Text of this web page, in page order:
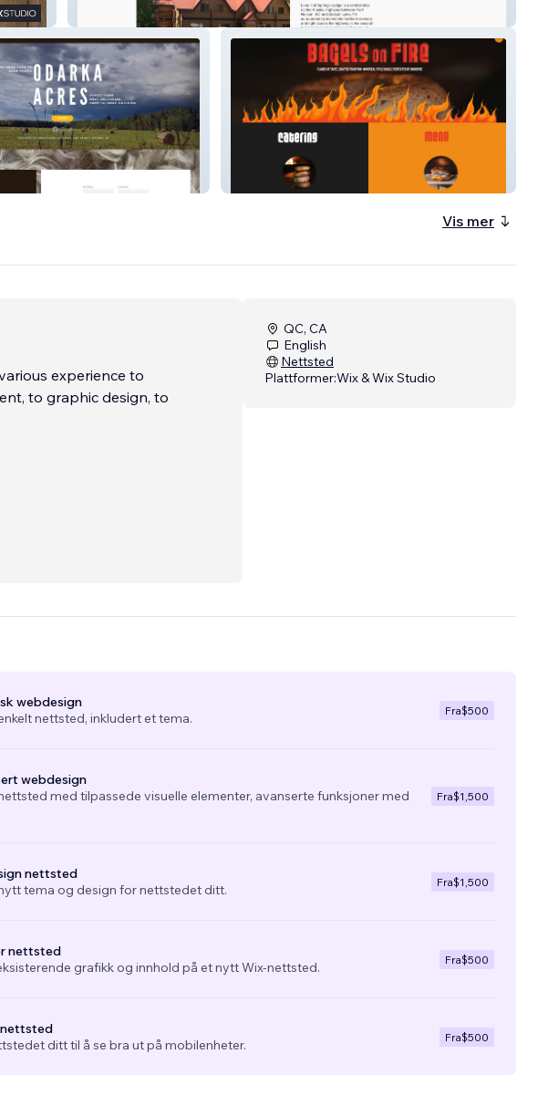
Liard Lodge &RV Park
Bagels On Fire
Vis mer
experience to
to graphic design, to
QC, CA
English
Nettsted
Plattformer:Wix & Wix Studio
webdesign
nettsted, inkludert et tema.
Fra$500
webdesign
med tilpassede visuelle elementer, avanserte funksjoner med
Fra$1,500
nettsted
tema og design for nettstedet ditt.
Fra$1,500
nettsted
grafikk og innhold på et nytt Wix-nettsted.
Fra$500
ditt til å se bra ut på mobilenheter.
Fra$500